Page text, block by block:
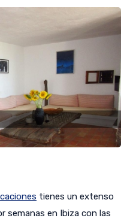
tienes un extenso
semanas en Ibiza con las